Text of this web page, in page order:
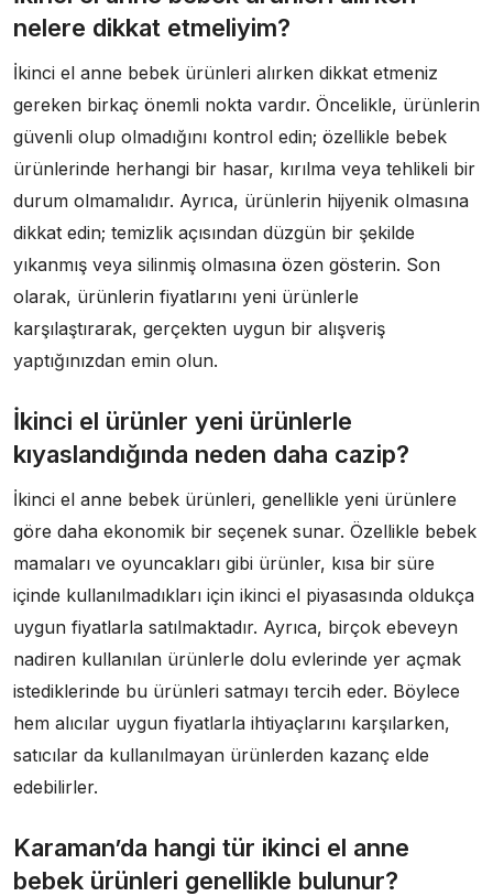
nelere dikkat etmeliyim?
İkinci el anne bebek ürünleri alırken dikkat etmeniz
gereken birkaç önemli nokta vardır. Öncelikle, ürünlerin
güvenli olup olmadığını kontrol edin; özellikle bebek
ürünlerinde herhangi bir hasar, kırılma veya tehlikeli bir
durum olmamalıdır. Ayrıca, ürünlerin hijyenik olmasına
dikkat edin; temizlik açısından düzgün bir şekilde
yıkanmış veya silinmiş olmasına özen gösterin. Son
olarak, ürünlerin fiyatlarını yeni ürünlerle
karşılaştırarak, gerçekten uygun bir alışveriş
yaptığınızdan emin olun.
İkinci el ürünler yeni ürünlerle
kıyaslandığında neden daha cazip?
İkinci el anne bebek ürünleri, genellikle yeni ürünlere
göre daha ekonomik bir seçenek sunar. Özellikle bebek
mamaları ve oyuncakları gibi ürünler, kısa bir süre
içinde kullanılmadıkları için ikinci el piyasasında oldukça
uygun fiyatlarla satılmaktadır. Ayrıca, birçok ebeveyn
nadiren kullanılan ürünlerle dolu evlerinde yer açmak
istediklerinde bu ürünleri satmayı tercih eder. Böylece
hem alıcılar uygun fiyatlarla ihtiyaçlarını karşılarken,
satıcılar da kullanılmayan ürünlerden kazanç elde
edebilirler.
Karaman’da hangi tür ikinci el anne
bebek ürünleri genellikle bulunur?